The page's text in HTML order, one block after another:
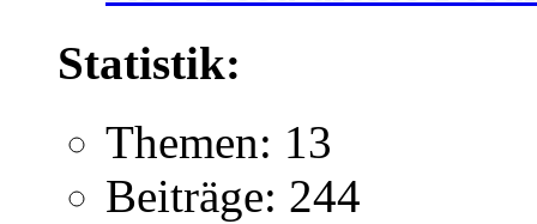
Statistik:
Themen: 13
Beiträge: 244